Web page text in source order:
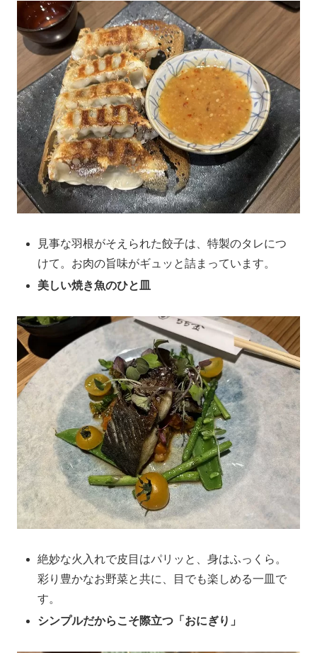
見事な羽根がそえられた餃子は、特製のタレにつ
けて。お肉の旨味がギュッと詰まっています。
美しい焼き魚のひと皿
絶妙な火入れで皮目はパリッと、身はふっくら。
彩り豊かなお野菜と共に、目でも楽しめる一皿で
す。
シンプルだからこそ際立つ「おにぎり」